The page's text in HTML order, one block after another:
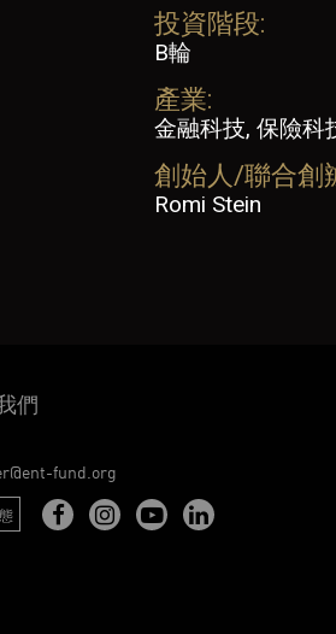
投資階段:
B輪
產業:
金融科技, 保險科
創始人/聯合創
Romi Stein
們
fund.org